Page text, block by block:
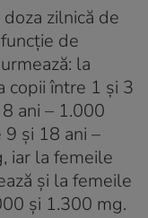
zilnică de
de
la
copii între 1 și 3
ani – 1.000
și 18 ani –
iar la femeile
și la femeile
și 1.300 mg.